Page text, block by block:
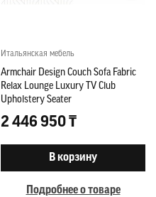
Итальянская мебель
Armchair Design Couch Sofa Fabric
Relax Lounge Luxury TV Club
Upholstery Seater
2 446 950 ₸
В корзину
Подробнее о товаре